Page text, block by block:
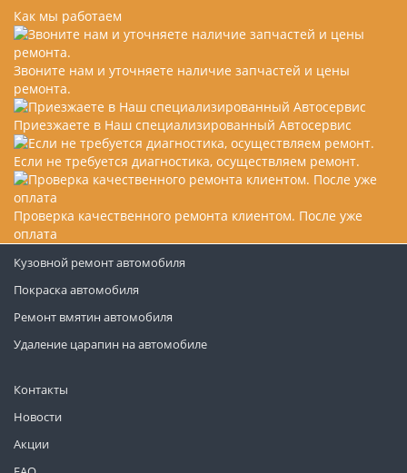
Как мы работаем
Звоните нам и уточняете наличие запчастей и цены
ремонта.
Приезжаете в Наш специализированный Автосервис
Если не требуется диагностика, осуществляем ремонт.
Проверка качественного ремонта клиентом. После уже
оплата
Контакты
Новости
Акции
Кузовной ремонт автомобиля
Покраска автомобиля
Ремонт вмятин автомобиля
Удаление царапин на автомобиле